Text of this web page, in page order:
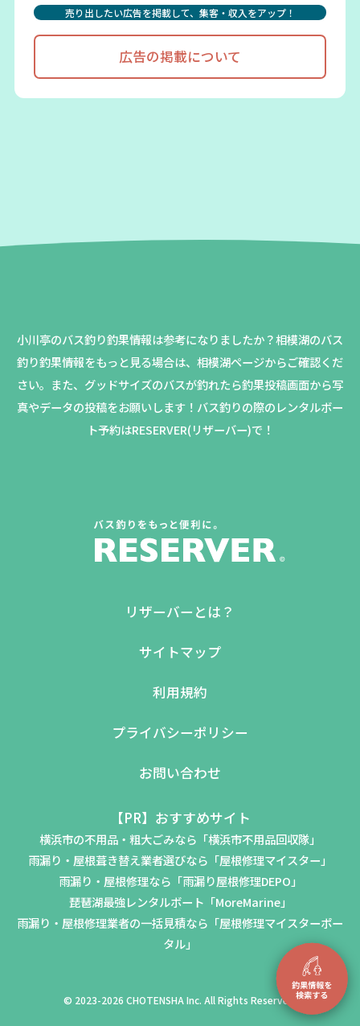
売り出したい広告を掲載して、集客・収入をアップ！
広告の掲載について
小川亭のバス釣り釣果情報は参考になりましたか？相模湖のバス
釣り釣果情報をもっと見る場合は、相模湖ページからご確認くだ
さい。 また、グッドサイズのバスが釣れたら釣果投稿画面から写
真やデータの投稿をお願いします！バス釣りの際のレンタルボー
ト予約はRESERVER(リザーバー)で！
リザーバーとは？
サイトマップ
利用規約
プライバシーポリシー
お問い合わせ
【PR】おすすめサイト
横浜市の不用品・粗大ごみなら「横浜市不用品回収隊」
雨漏り・屋根葺き替え業者選びなら「屋根修理マイスター」
雨漏り・屋根修理なら「雨漏り屋根修理DEPO」
琵琶湖最強レンタルボート「MoreMarine」
雨漏り・屋根修理業者の一括見積なら「屋根修理マイスターポー
タル」
© 2023-2026 CHOTENSHA Inc. All Rights Reserved.